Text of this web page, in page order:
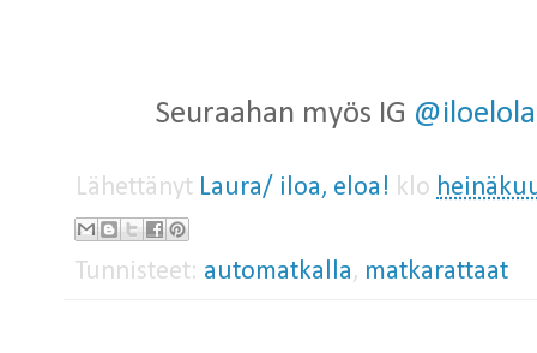
Seuraahan myös IG
Lähettänyt Laura/ iloa, eloa! klo
Tunnisteet: automatkalla, matkarattaat